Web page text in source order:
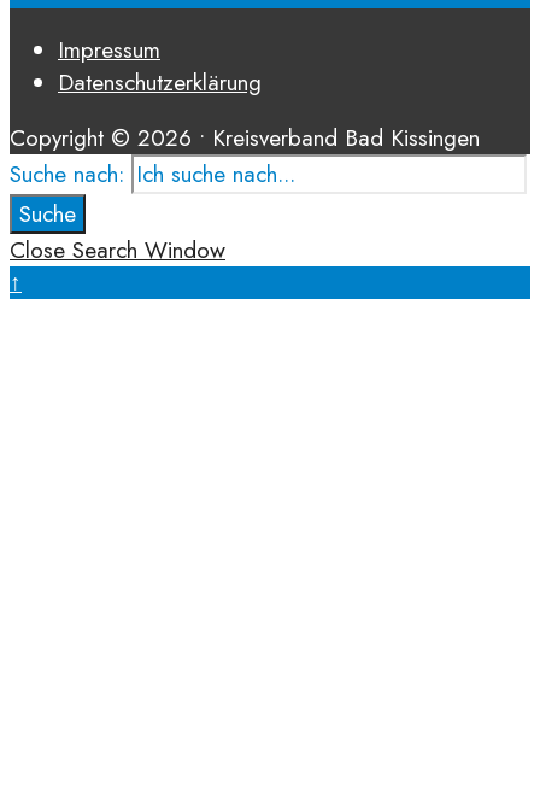
Impressum
Datenschutz­erklärung
Copyright © 2026 • Kreisverband Bad Kissingen
Suche nach:
Suche
Close Search Window
↑